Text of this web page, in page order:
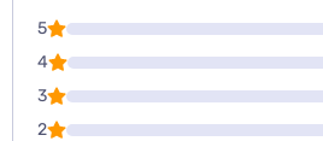
5
4
3
2